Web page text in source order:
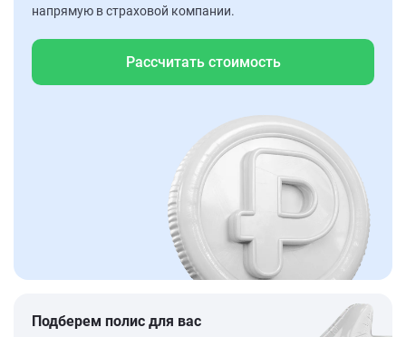
напрямую в страховой компании.
Рассчитать стоимость
Подберем полис для вас